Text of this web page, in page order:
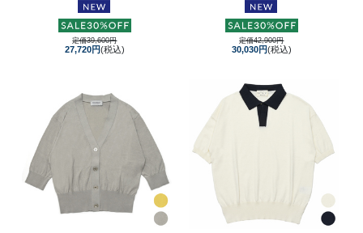
定価39,600円
27,720円(税込)
定価42,900円
30,030円(税込)